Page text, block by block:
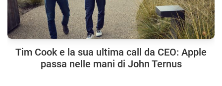
Tim Cook e la sua ultima call da CEO: Apple
passa nelle mani di John Ternus